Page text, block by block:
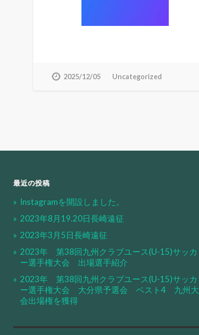
2025/12/05 Uncategorized
最近の投稿
Instagramを開設しました。
2023年8月19.20日長崎遠征
2023年3月5日長崎遠征
2023年 第38回九州クラブユース(U-15)サッカ
ー選手権大会 出場選手紹介
2023年 第38回九州クラブユース(U-15)サッカ
ー選手権大会 大分県予選会 ベスト4 九州大
会出場権を獲得